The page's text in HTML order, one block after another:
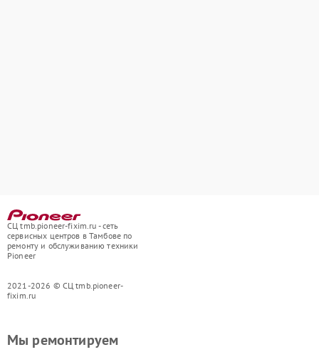
СЦ tmb.pioneer-fixim.ru - сеть
сервисных центров в Тамбове по
ремонту и обслуживанию техники
Pioneer
2021-2026 © СЦ tmb.pioneer-
fixim.ru
Мы ремонтируем